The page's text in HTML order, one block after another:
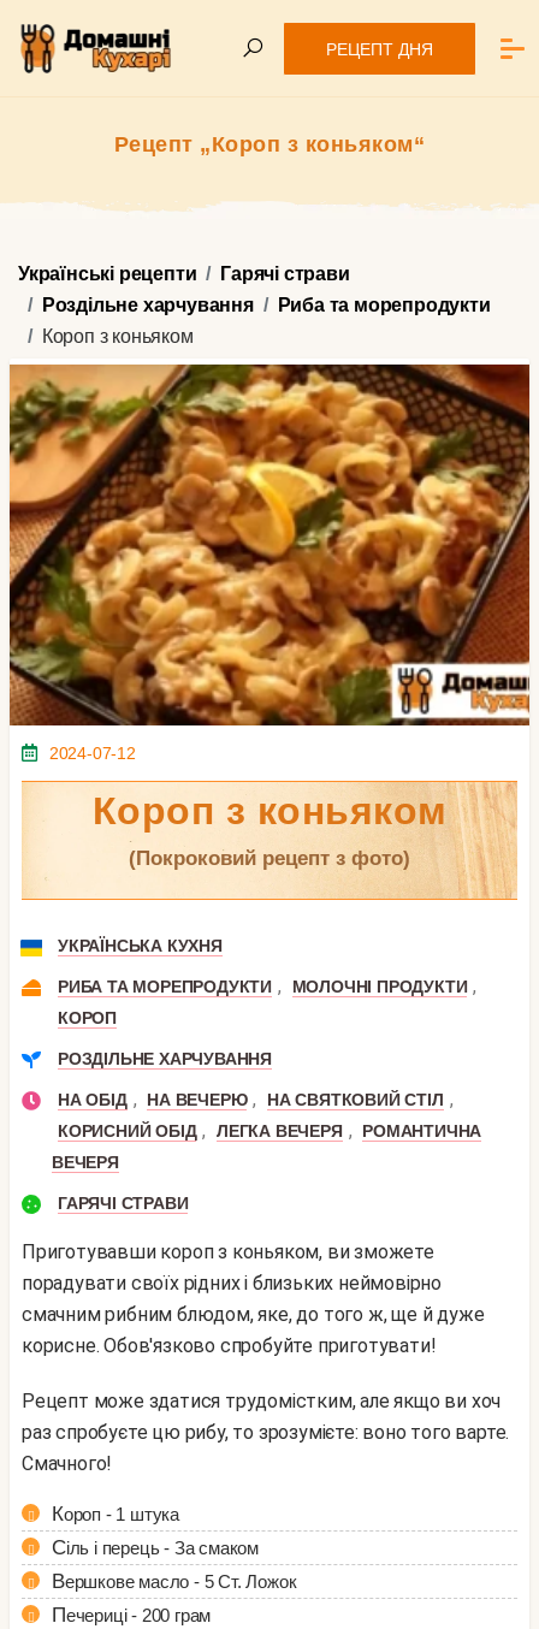
РЕЦЕПТ ДНЯ
Рецепт „Короп з коньяком“
Українські рецепти
Гарячі страви
Роздільне харчування
Риба та морепродукти
Короп з коньяком
2024-07-12
Короп з коньяком
(покроковий рецепт з фото)
УКРАЇНСЬКА КУХНЯ
РИБА ТА МОРЕПРОДУКТИ , МОЛОЧНІ ПРОДУКТИ ,
КОРОП
РОЗДІЛЬНЕ ХАРЧУВАННЯ
НА ОБІД , НА ВЕЧЕРЮ , НА СВЯТКОВИЙ СТІЛ ,
КОРИСНИЙ ОБІД , ЛЕГКА ВЕЧЕРЯ ,
РОМАНТИЧНА
ВЕЧЕРЯ
ГАРЯЧІ СТРАВИ
Приготувавши короп з коньяком, ви зможете
порадувати своїх рідних і близьких неймовірно
смачним рибним блюдом, яке, до того ж, ще й дуже
корисне. Обов'язково спробуйте приготувати!
Рецепт може здатися трудомістким, але якщо ви хоч
раз спробуєте цю рибу, то зрозумієте: воно того варте.
Смачного!
Короп - 1 штука
Сіль і перець - За смаком
Вершкове масло - 5 Ст. Ложок
Печериці - 200 грам